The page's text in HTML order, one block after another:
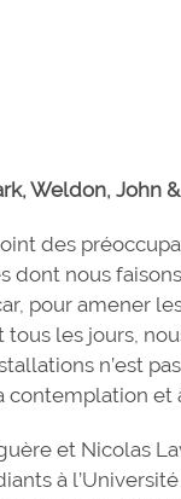
Weldon, John
des
nous
pour amener
les jours,
n’est
et
et Nicolas
à